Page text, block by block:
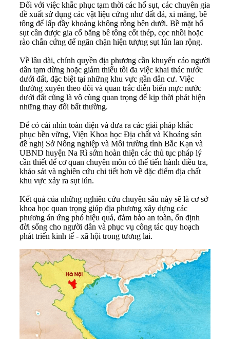
Đối với việc khắc phục tạm thời các hố sụt, các chuyên gia
đề xuất sử dụng các vật liệu cứng như đất đá, xi măng, bê
tông để lấp đầy khoảng không rỗng bên dưới. Bề mặt hố
sụt cần được gia cố bằng bê tông cốt thép, cọc nhồi hoặc
rào chắn cứng để ngăn chặn hiện tượng sụt lún lan rộng.
Về lâu dài, chính quyền địa phương cần khuyến cáo người
dân tạm dừng hoặc giảm thiểu tối đa việc khai thác nước
dưới đất, đặc biệt tại những khu vực gần dân cư. Việc
thường xuyên theo dõi và quan trắc diễn biến mực nước
dưới đất cũng là vô cùng quan trọng để kịp thời phát hiện
những thay đổi bất thường.
Để có cái nhìn toàn diện và đưa ra các giải pháp khắc
phục bền vững, Viện Khoa học Địa chất và Khoáng sản
đề nghị Sở Nông nghiệp và Môi trường tỉnh Bắc Kạn và
UBND huyện Na Rì sớm hoàn thiện các thủ tục pháp lý
cần thiết để cơ quan chuyên môn có thể tiến hành điều tra,
khảo sát và nghiên cứu chi tiết hơn về đặc điểm địa chất
khu vực xảy ra sụt lún.
Kết quả của những nghiên cứu chuyên sâu này sẽ là cơ sở
khoa học quan trọng giúp địa phương xây dựng các
phương án ứng phó hiệu quả, đảm bảo an toàn, ổn định
đời sống cho người dân và phục vụ công tác quy hoạch
phát triển kinh tế - xã hội trong tương lai.